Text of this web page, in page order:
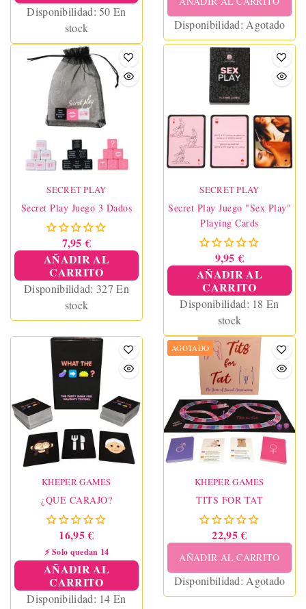
Disponibilidad:50 En
stock
Disponibilidad: Agotado
SECRET PLAY
Secret Play Juego 3 Dados
7,95 €
AÑADIR AL
CARRITO
Disponibilidad: 327 En
stock
SECRET PLAY
Secret Play Juego "Sex Play"
Playing Cards
9,95 €
AÑADIR AL
CARRITO
Disponibilidad: 18 En
stock
KHEPER GAMES
¿QUE CARAJO?
16,95 €
⚡ Solo quedan 14
AÑADIR AL
CARRITO
Disponibilidad: 14 En
AGOTADO
KHEPER GAMES
TITS FOR TAT
22,95 €
AÑADIR AL CARRITO
Disponibilidad: Agotado